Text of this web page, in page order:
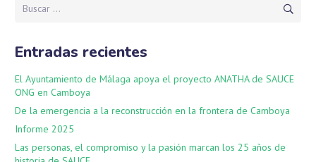
Entradas recientes
El Ayuntamiento de Málaga apoya el proyecto ANATHA de SAUCE
ONG en Camboya
De la emergencia a la reconstrucción en la frontera de Camboya
Informe 2025
Las personas, el compromiso y la pasión marcan los 25 años de